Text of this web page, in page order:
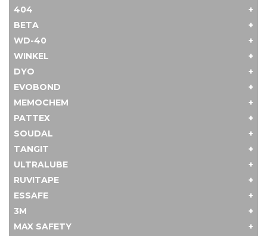
404
BETA
WD-40
WINKEL
DYO
EVOBOND
MEMOCHEM
PATTEX
SOUDAL
TANGIT
ULTRALUBE
RUVITAPE
ESSAFE
3M
MAX SAFETY